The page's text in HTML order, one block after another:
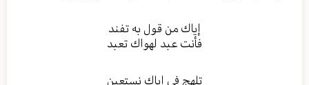
إياك من قول به تفند
فأنت عبد لهواك تعبد
تلهج في إياك نستعين